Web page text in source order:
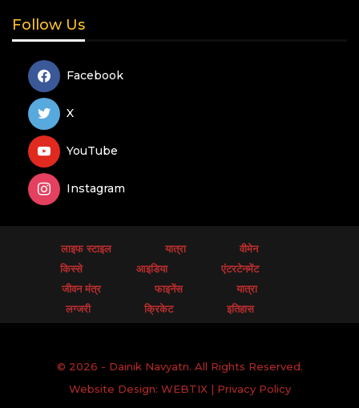
Follow Us
Facebook
X
YouTube
Instagram
लाइफ स्टाइल यात्रा
वीमेन
किस्से
आइडिया
एंटरटेनमेंट
जीवन मंत्र
फाइनेंस
यात्रा
लग्जरी
क्रिकेट इतिहास
© 2026 - Dainik Navyatn. All Rights Reserved.
Website Design: WEBTIX| Privacy Policy